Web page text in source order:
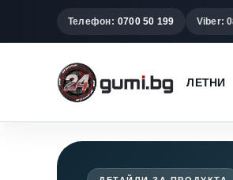
Телефон: 0700 50 199 Viber:
ЛЕТНИ